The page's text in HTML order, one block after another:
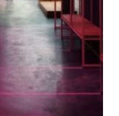
- Gruppo Pistone
3° Magg. - Ape -
34,99€